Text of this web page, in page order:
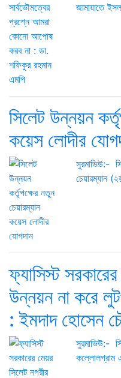
জামায়াতে
সিলেট উন্নয়ন
কয়েস লোদীর
সুরমাভিউ:-
চেয়ারম্যান
ফ্যাসিস্ট
উন্নয়ন না করে
: ইমদাদ হোসেন
সুরমাভিউ:-
কল্লোলগ্রাম